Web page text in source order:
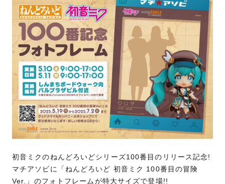
初音ミクのねんどろいどシリーズ100番目のリリース記念!
マチアソビに「ねんどろいど 初音ミク 100番目の冒険
Ver.」のフォトフレームが特大サイズで登場!!